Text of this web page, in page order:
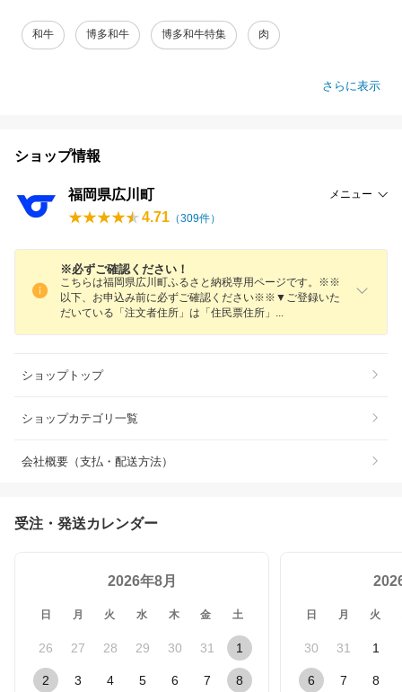
和牛 博多和牛 博多和牛特集 肉
さらに表示
ショップ情報
福岡県広川町 メニュー
4.71 （309件）
※必ずご確認ください！
こちらは福岡県広川町ふるさと納税専用ページです。※※
以下、お申込み前に必ずご確認ください※※▼ご登録いた
だいている「注文者住所」は「住民票住所 」
ショップトップ
ショップカテゴリ一覧
会社概要（支払・配送方法）
受注・発送カレンダー
2026年8月
日 月 火 水 木 金 土
26 27 28 29 30 31 1
2 3 4 5 6 7 8
日 月 火
30 31 1
6 7 8